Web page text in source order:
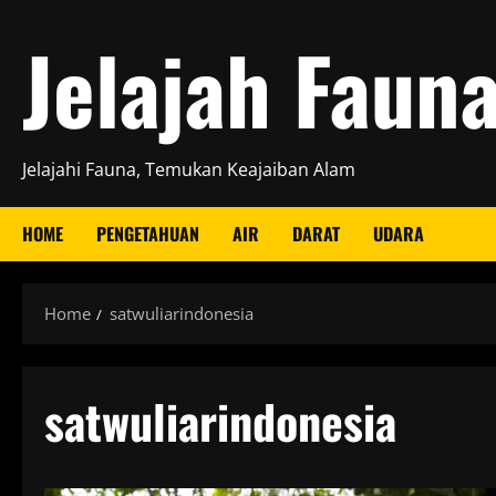
content
Jelajah
Jelajahi Fauna, Temukan Keajaiban Alam
HOME PENGETAHUAN AIR DARAT UDARA
Home satwuliarindonesia
satwuliarindonesia